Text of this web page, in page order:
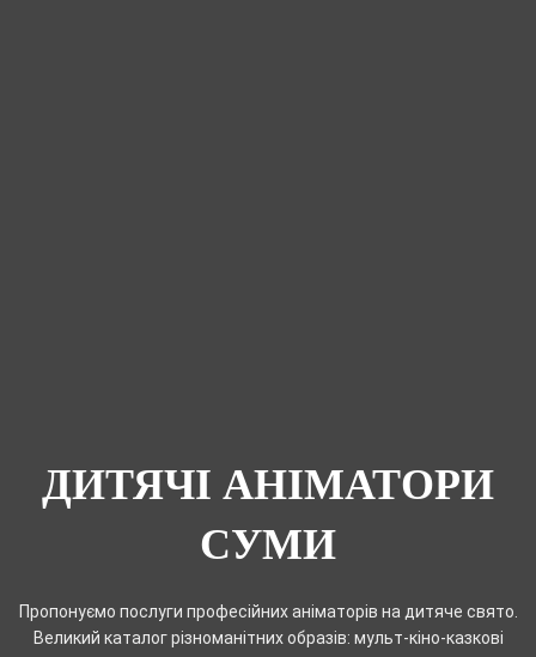
ДИТЯЧІ АНІМАТОРИ
СУМИ
Пропонуємо послуги професійних аніматорів на дитяче свято.
Великий каталог різноманітних образів: мульт-кіно-казкові